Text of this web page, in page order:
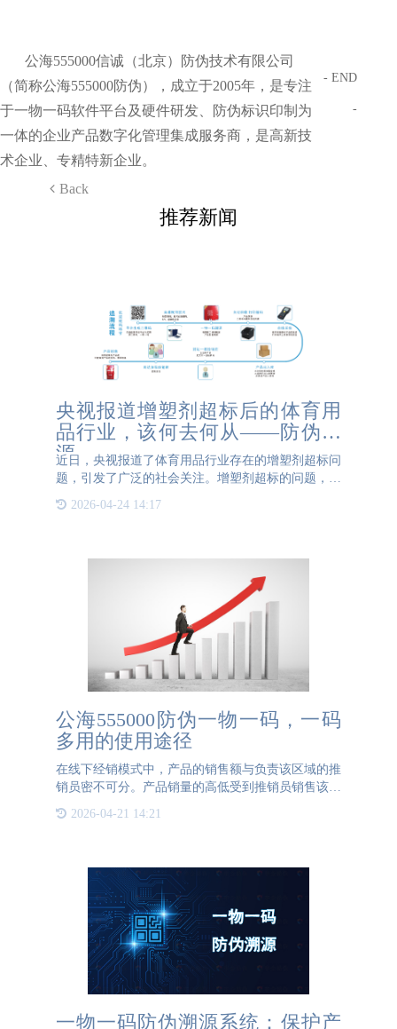
公海555000信诚（北京）防伪技术有限公司
（简称公海555000防伪），成立于2005年，是专注
于一物一码软件平台及硬件研发、防伪标识印制为
一体的企业产品数字化管理集成服务商，是高新技
术企业、专精特新企业。
Back
- END
-
推荐新闻
央视报道增塑剂超标后的体育用
品行业，该何去何从——防伪溯
源
近日，央视报道了体育用品行业存在的增塑剂超标问
题，引发了广泛的社会关注。增塑剂超标的问题，暴
制等多个环节的疏漏。为了重建消费者信任，体育用
2026-04-24 14:17
公海555000防伪一物一码，一码
多用的使用途径
在线下经销模式中，产品的销售额与负责该区域的推
销员密不可分。产品销量的高低受到推销员销售该商
品态度的影响，热情积极的销售态度将会有助于产品
销量的提升，反之，冷漠消极的销售态度将会导致产
2026-04-21 14:21
一物一码防伪溯源系统：保护产